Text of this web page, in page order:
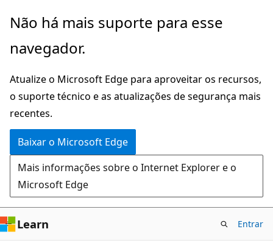
Pular
o
principal
Não há mais suporte para esse
navegador.
Atualize o Microsoft Edge para aproveitar os recursos,
o suporte técnico e as atualizações de segurança mais
recentes.
Baixar o Microsoft Edge
Mais informações sobre o Internet Explorer e o
Microsoft Edge
Learn Entrar